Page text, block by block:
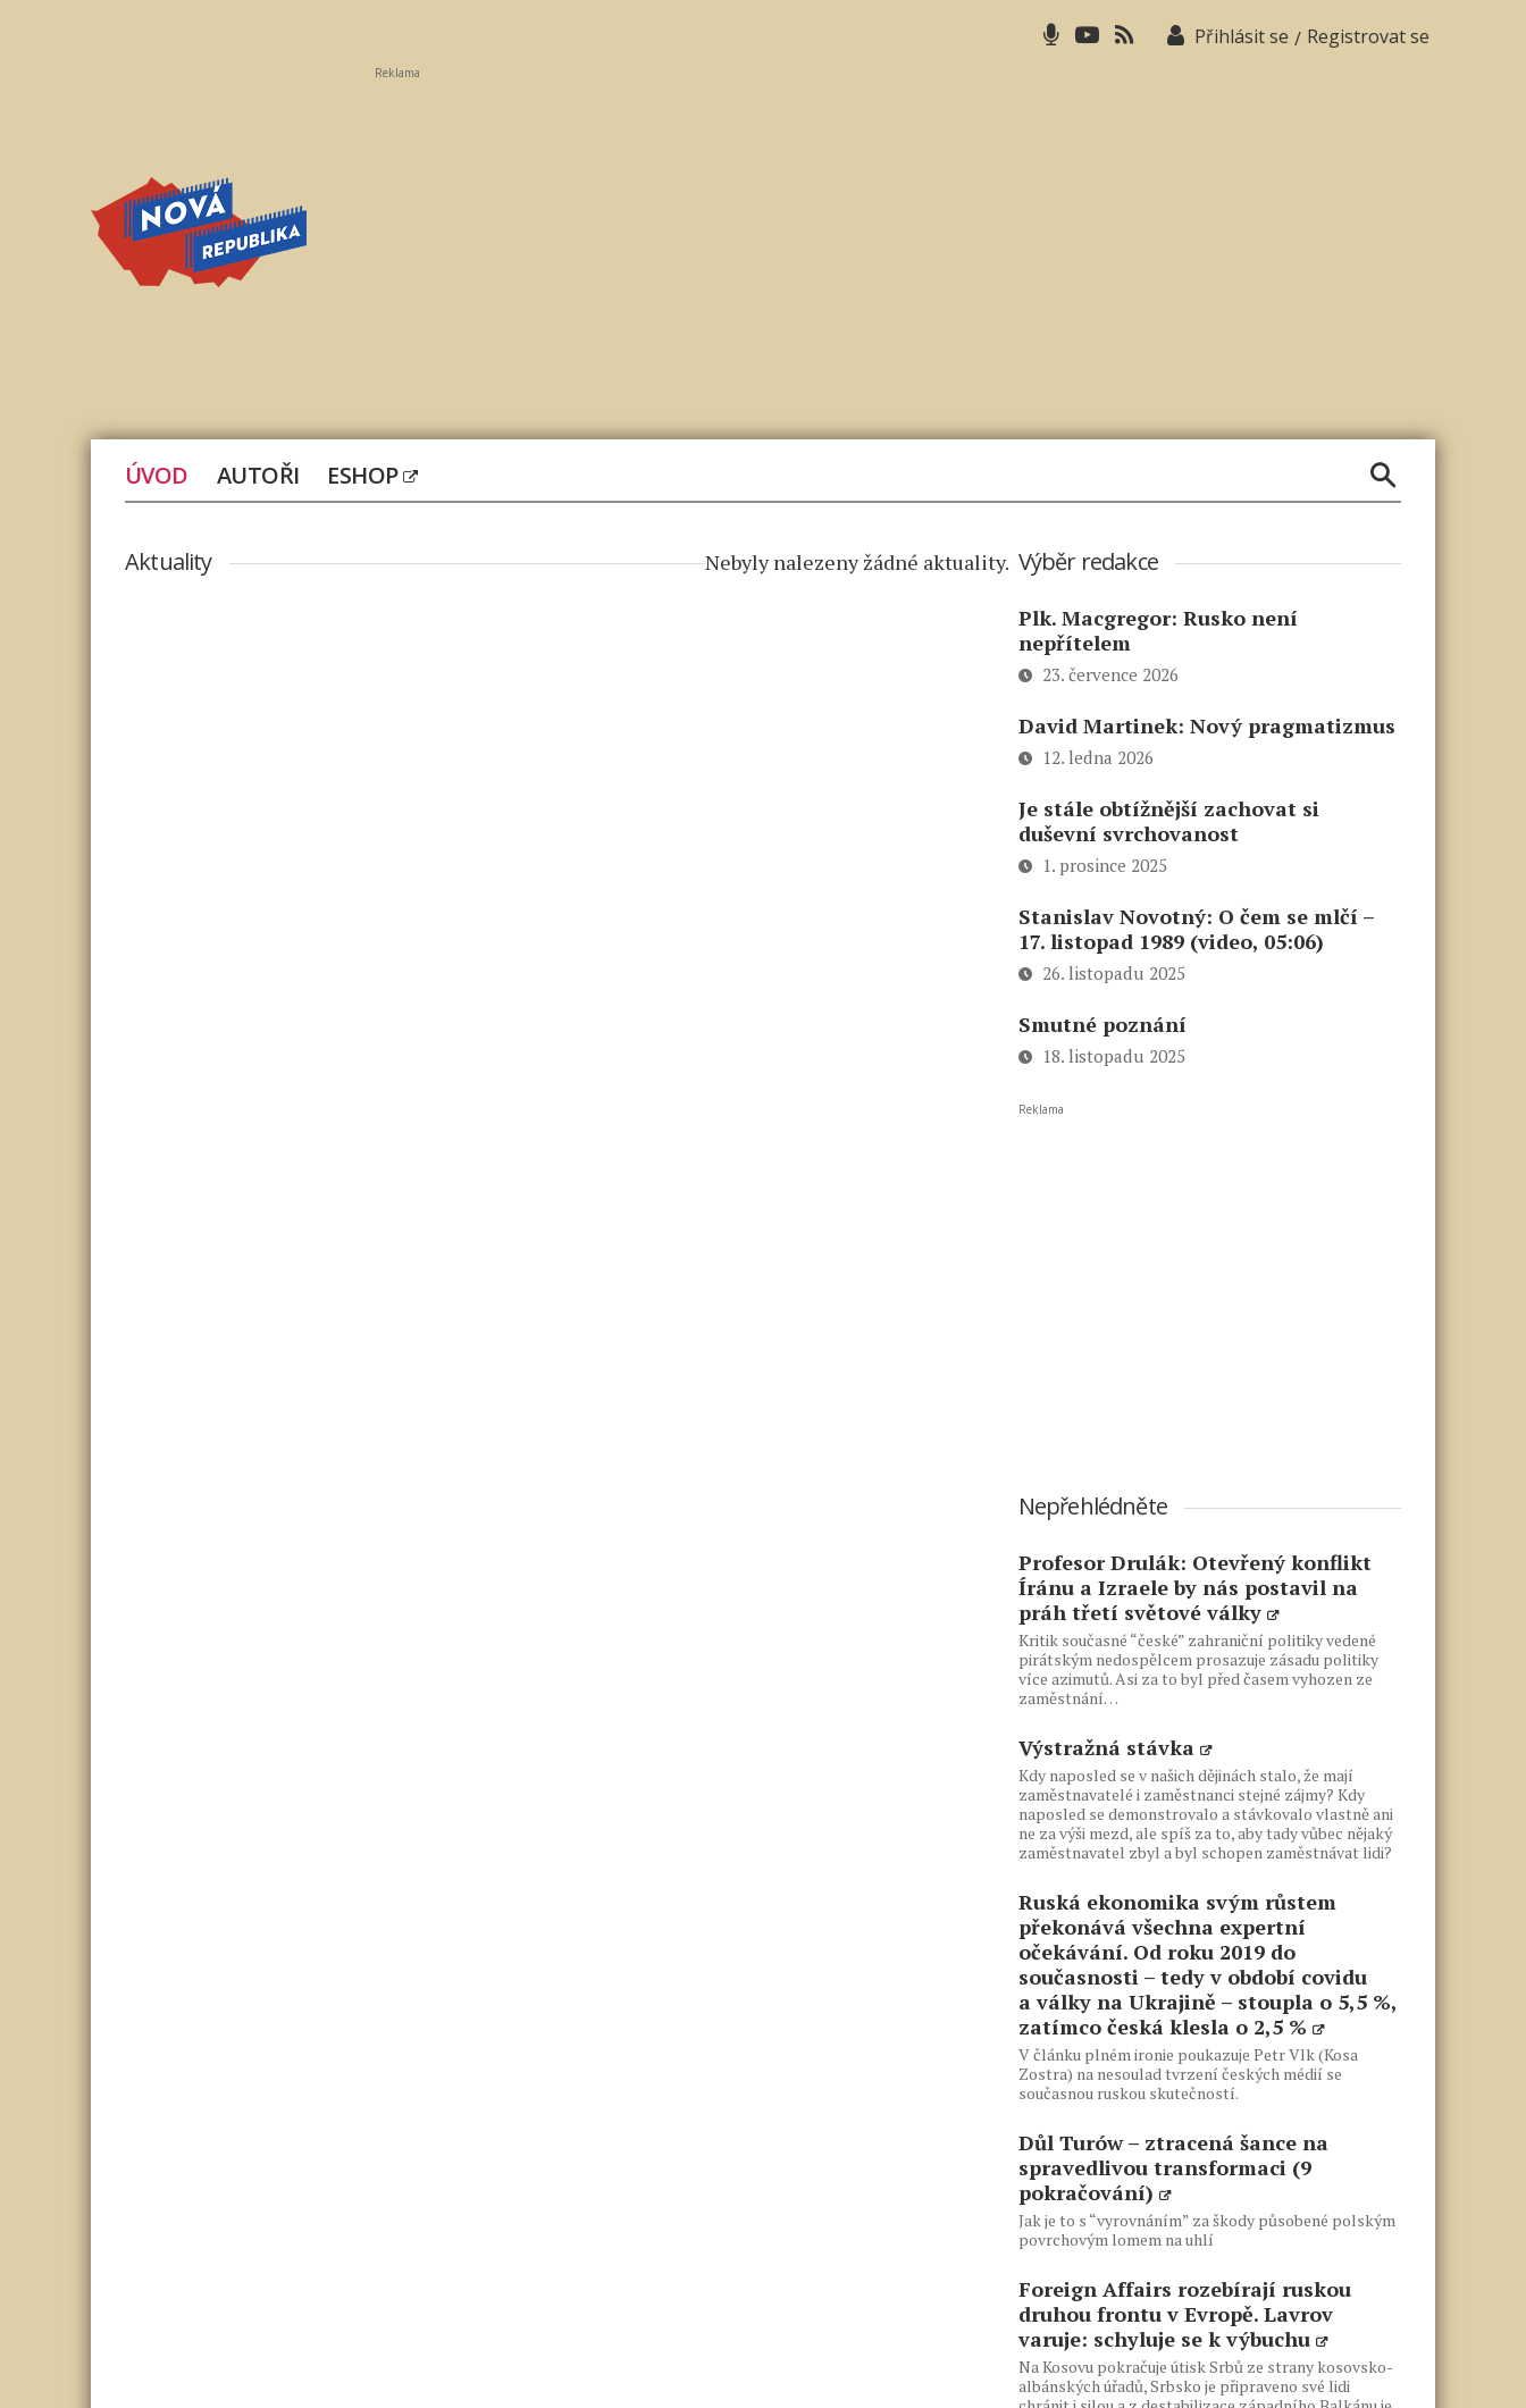
Přihlásit se / Registrovat se
Reklama
ÚVOD AUTOŘI ESHOP
Aktuality Nebyly nalezeny žádné aktuality. Výběr redakce
Plk. Macgregor: Rusko není
nepřítelem
23. července 2026
David Martinek: Nový pragmatizmus
12. ledna 2026
Je stále obtížnější zachovat si
duševní svrchovanost
1. prosince 2025
Stanislav Novotný: O čem se mlčí –
17. listopad 1989 (video, 05:06)
26. listopadu 2025
Smutné poznání
18. listopadu 2025
Reklama
Nepřehlédněte
Profesor Drulák: Otevřený konflikt
Íránu a Izraele by nás postavil na
práh třetí světové války
Kritik současné “české” zahraniční politiky vedené
pirátským nedospělcem prosazuje zásadu politiky
více azimutů. Asi za to byl před časem vyhozen ze
zaměstnání…
Výstražná stávka
Kdy naposled se v našich dějinách stalo, že mají
zaměstnavatelé i zaměstnanci stejné zájmy? Kdy
naposled se demonstrovalo a stávkovalo vlastně ani
ne za výši mezd, ale spíš za to, aby tady vůbec nějaký
zaměstnavatel zbyl a byl schopen zaměstnávat lidi?
Ruská ekonomika svým růstem
překonává všechna expertní
očekávání. Od roku 2019 do
současnosti – tedy v období covidu
a války na Ukrajině – stoupla o 5,5 %,
zatímco česká klesla o 2,5 %
V článku plném ironie poukazuje Petr Vlk (Kosa
Zostra) na nesoulad tvrzení českých médií se
současnou ruskou skutečností.
Důl Turów – ztracená šance na
spravedlivou transformaci (9
pokračování)
Jak je to s “vyrovnáním” za škody působené polským
povrchovým lomem na uhlí
Foreign Affairs rozebírají ruskou
druhou frontu v Evropě. Lavrov
varuje: schyluje se k výbuchu
Na Kosovu pokračuje útisk Srbů ze strany kosovsko-
albánských úřadů, Srbsko je připraveno své lidi